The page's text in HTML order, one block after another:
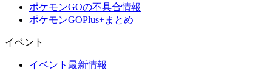
ポケモンGOの不具合情報
ポケモンGOPlus+まとめ
イベント
イベント最新情報